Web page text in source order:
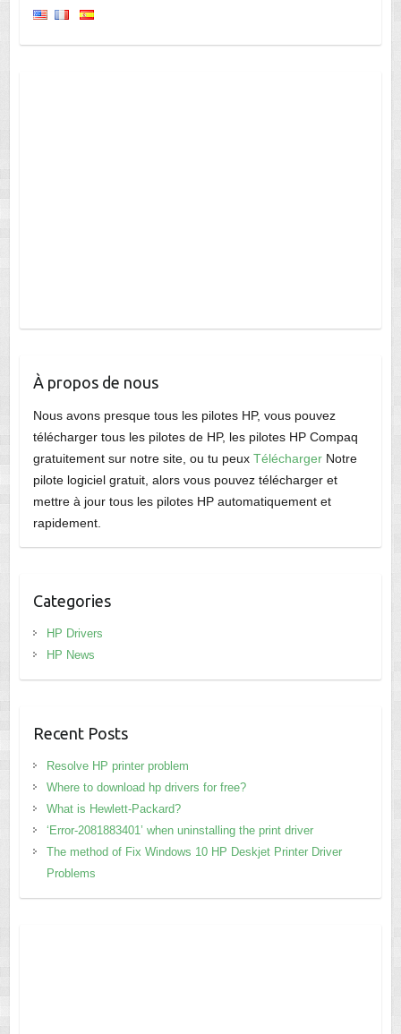
À propos de nous
Nous avons presque tous les pilotes HP, vous pouvez
télécharger tous les pilotes de HP, les pilotes HP Compaq
gratuitement sur notre site, ou tu peux TéléchargerNotre
pilote logiciel gratuit, alors vous pouvez télécharger et
mettre à jour tous les pilotes HP automatiquement et
rapidement.
Categories
HP Drivers
HP News
Recent Posts
Resolve HP printer problem
Where to download hp drivers for free?
What is Hewlett-Packard?
‘Error-2081883401’ when uninstalling the print driver
The method of Fix Windows 10 HP Deskjet Printer Driver
Problems